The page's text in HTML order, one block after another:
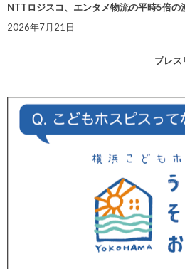
NTTロジスコ、エンタメ物流の平時5倍
2026年7月21日
プレス